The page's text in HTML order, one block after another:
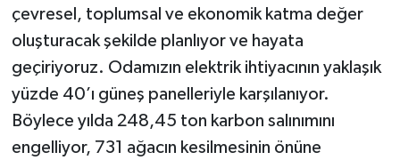
çevresel, toplumsal ve ekonomik katma değer
oluşturacak şekilde planlıyor ve hayata
geçiriyoruz. Odamızın elektrik ihtiyacının yaklaşık
yüzde 40’ı güneş panelleriyle karşılanıyor.
Böylece yılda 248,45 ton karbon salınımını
engelliyor, 731 ağacın kesilmesinin önüne